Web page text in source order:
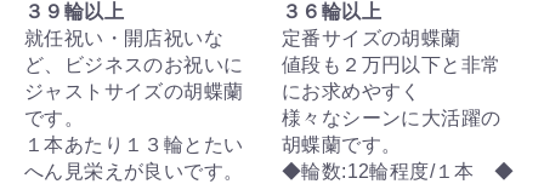
３９輪以上
就任祝い・開店祝いな
ど、ビジネスのお祝いに
ジャストサイズの胡蝶蘭
です。
１本あたり１３輪とたい
へん見栄えが良いです。
３６輪以上
定番サイズの胡蝶蘭
値段も２万円以下と非常
にお求めやすく
様々なシーンに大活躍の
胡蝶蘭です。
◆輪数:12輪程度/１本 ◆